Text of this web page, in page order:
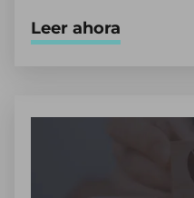
Leer ahora